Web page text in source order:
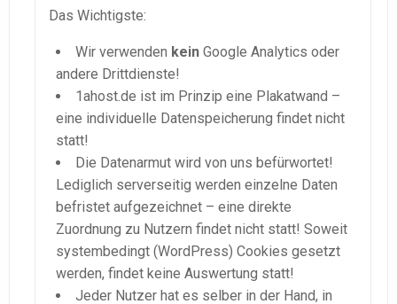
Das Wichtigste:
Wir verwenden kein Google Analytics oder
andere Drittdienste!
1ahost.de ist im Prinzip eine Plakatwand –
eine individuelle Datenspeicherung findet nicht
statt!
Die Datenarmut wird von uns befürwortet!
Lediglich serverseitig werden einzelne Daten
befristet aufgezeichnet – eine direkte
Zuordnung zu Nutzern findet nicht statt! Soweit
systembedingt (WordPress) Cookies gesetzt
werden, findet keine Auswertung statt!
Jeder Nutzer hat es selber in der Hand, in